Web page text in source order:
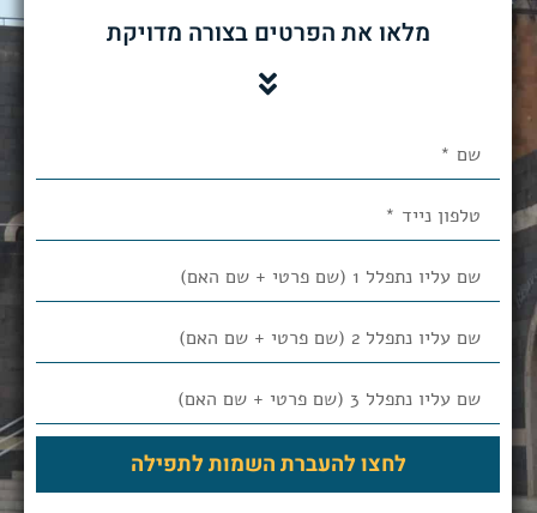
מלאו את הפרטים בצורה מדויקת
לחצו להעברת השמות לתפילה